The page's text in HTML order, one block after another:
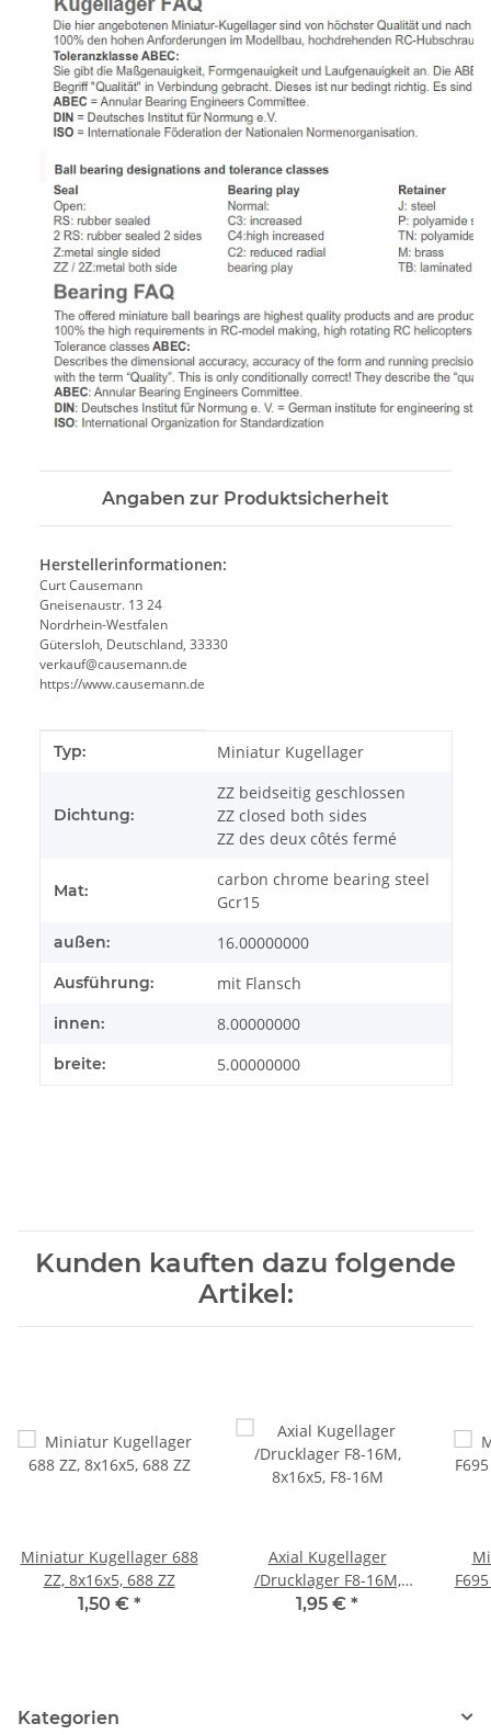
Angaben zur Produktsicherheit
Herstellerinformationen:
Curt Causemann
Gneisenaustr. 13 24
Nordrhein-Westfalen
Gütersloh, Deutschland, 33330
verkauf@causemann.de
https://www.causemann.de
Produkteigenschaft
Wert
Typ: Miniatur Kugellager
Dichtung:
ZZ beidseitig geschlossen
ZZ closed both sides
ZZ des deux côtés fermé
Mat:
carbon chrome bearing steel
Gcr15
außen: 16.00000000
Ausführung: mit Flansch
innen: 8.00000000
breite: 5.00000000
Kunden kauften dazu folgende
Artikel:
Miniatur Kugellager 688
ZZ, 8x16x5, 688 ZZ
1,50 € *
Axial Kugellager
/Drucklager F8-16M,
8x16x5, F8-16M
1,95 € *
Kategorien